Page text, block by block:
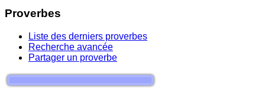
Proverbes
Liste des derniers proverbes
Recherche avancée
Partager un proverbe